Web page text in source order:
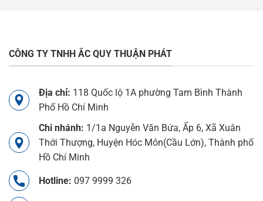
CÔNG TY TNHH ẮC QUY THUẬN PHÁT
Địa chỉ: 118 Quốc lộ 1A phường Tam Bình Thành
Phố Hồ Chí Minh
Chi nhánh: 1/1a Nguyễn Văn Bứa, Ấp 6, Xã Xuân
Thới Thượng, Huyện Hóc Môn(Cầu Lớn), Thành phố
Hồ Chí Minh
Hotline: 097 9999 326